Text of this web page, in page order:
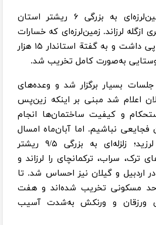
آذرماه ۱۳۹۶ بود که زمین‌لرزه‌ای به بزرگی ۶ ریشتر استان
در ۲۶ کیلومتری ازگله لرزاند. زمین‌لرزه‌ای که خسارات
جانی و مالی بسیاری در پی داشت و به گفتة استاندار ۱۵ هزار
به‌صورت کامل تخریب شد.
بسیار برگزار شد و وعده‌های
اعلام شد مبنی بر اینکه زین‌پس
و کیفیت ساختمان‌ها انجام
نباشیم. اما آبان‌ماه امسال
دوباره بخشی از ایران لرزید؛ زلزله‌ای به بزرگی ۹/۵ ریشتر
ترک، سراب، ترکمانچای را لرزاند و
و گیلان نیز احساس شد. تا
لحظه حدود ۴۰۰ واحد مسکونی تخریب شده‌اند و هفت
ورزقان و ورنکش به‌شدت آسیب